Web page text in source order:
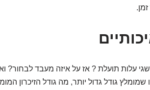
עלות תועלת ? אז על איזה מעבד לבחור?